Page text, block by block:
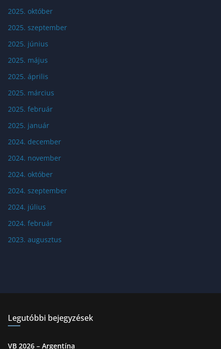
2025. október
2025. szeptember
2025. június
2025. május
2025. április
2025. március
2025. február
2025. január
2024. december
2024. november
2024. október
2024. szeptember
2024. július
2024. február
2023. augusztus
Legutóbbi bejegyzések
VB 2026 – Argentína